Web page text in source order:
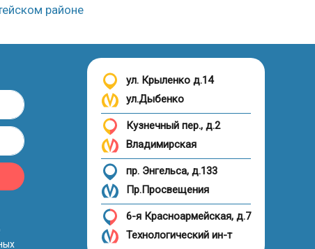
районе
ул. Крыленко д.14
ул.Дыбенко
Кузнечный пер., д.2
Владимирская
пр. Энгельса, д.133
Пр.Просвещения
6-я Красноармейская, д.7
Технологический ин-т